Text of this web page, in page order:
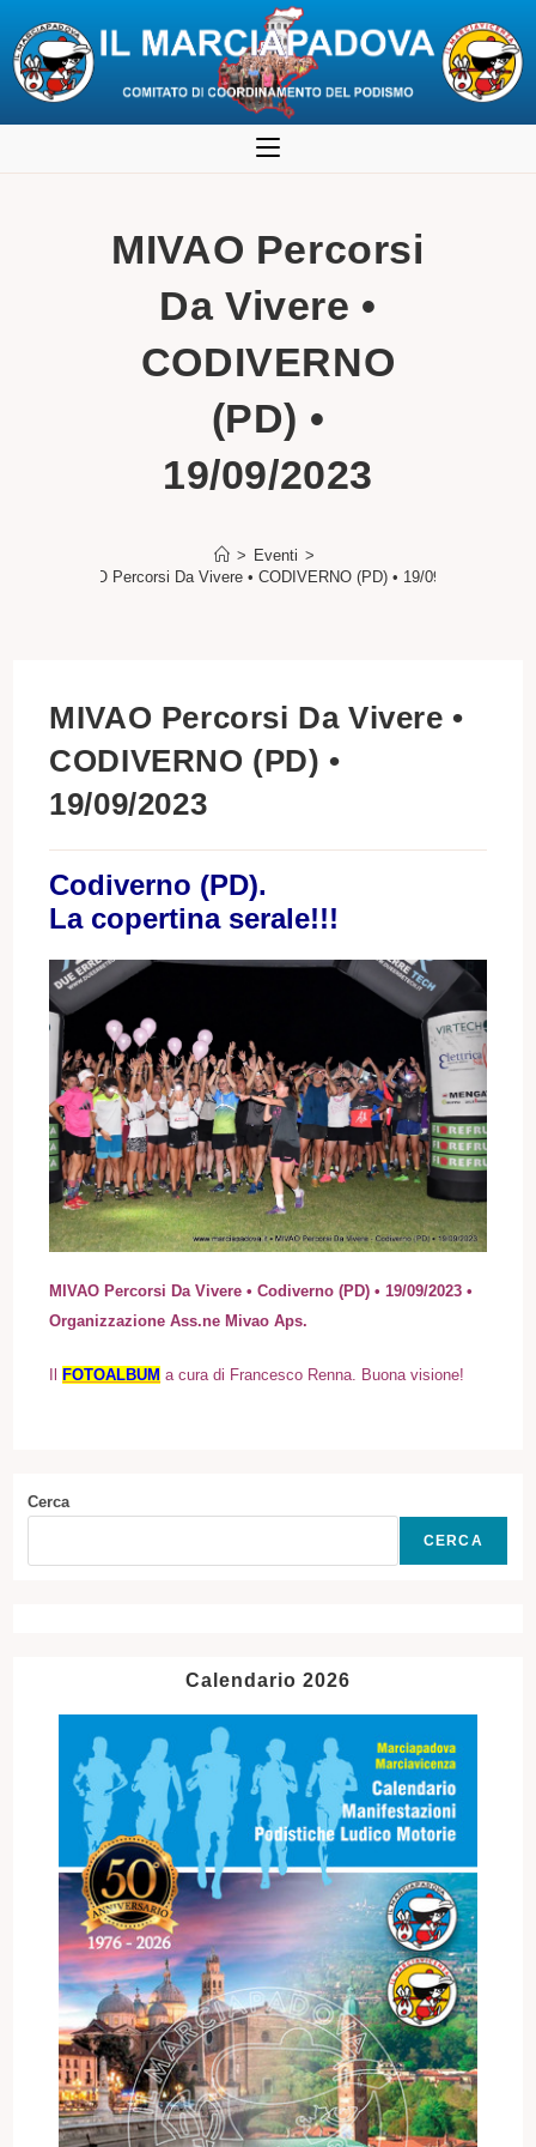
al
MIVAO Percorsi
Da Vivere •
CODIVERNO
(PD) •
19/09/2023
> Eventi >
MIVAO Percorsi Da Vivere • CODIVERNO (PD) • 19/09/2023
MIVAO Percorsi Da Vivere •
CODIVERNO (PD) •
19/09/2023
Codiverno (PD).
La copertina serale!!!
MIVAO Percorsi Da Vivere • Codiverno (PD) • 19/09/2023 •
Organizzazione Ass.ne Mivao Aps.
FOTOALBUM a cura di Francesco Renna. Buona visione!
Cerca
CERCA
Calendario 2026